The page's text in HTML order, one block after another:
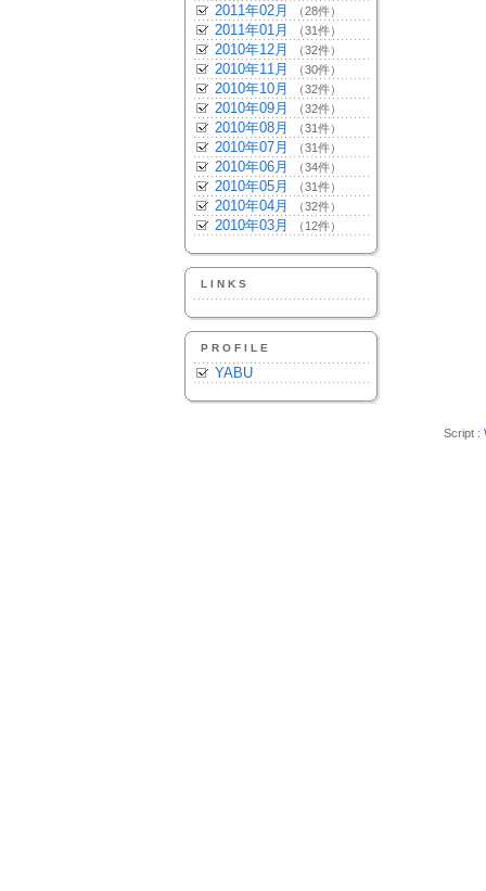
2011年02月 （28件）
2011年01月 （31件）
2010年12月 （32件）
2010年11月 （30件）
2010年10月 （32件）
2010年09月 （32件）
2010年08月 （31件）
2010年07月 （31件）
2010年06月 （34件）
2010年05月 （31件）
2010年04月 （32件）
2010年03月 （12件）
LINKS
PROFILE
YABU
Script :